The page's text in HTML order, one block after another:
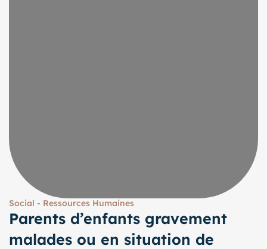
Social - Ressources Humaines
Parents d’enfants gravement
malades ou en situation de